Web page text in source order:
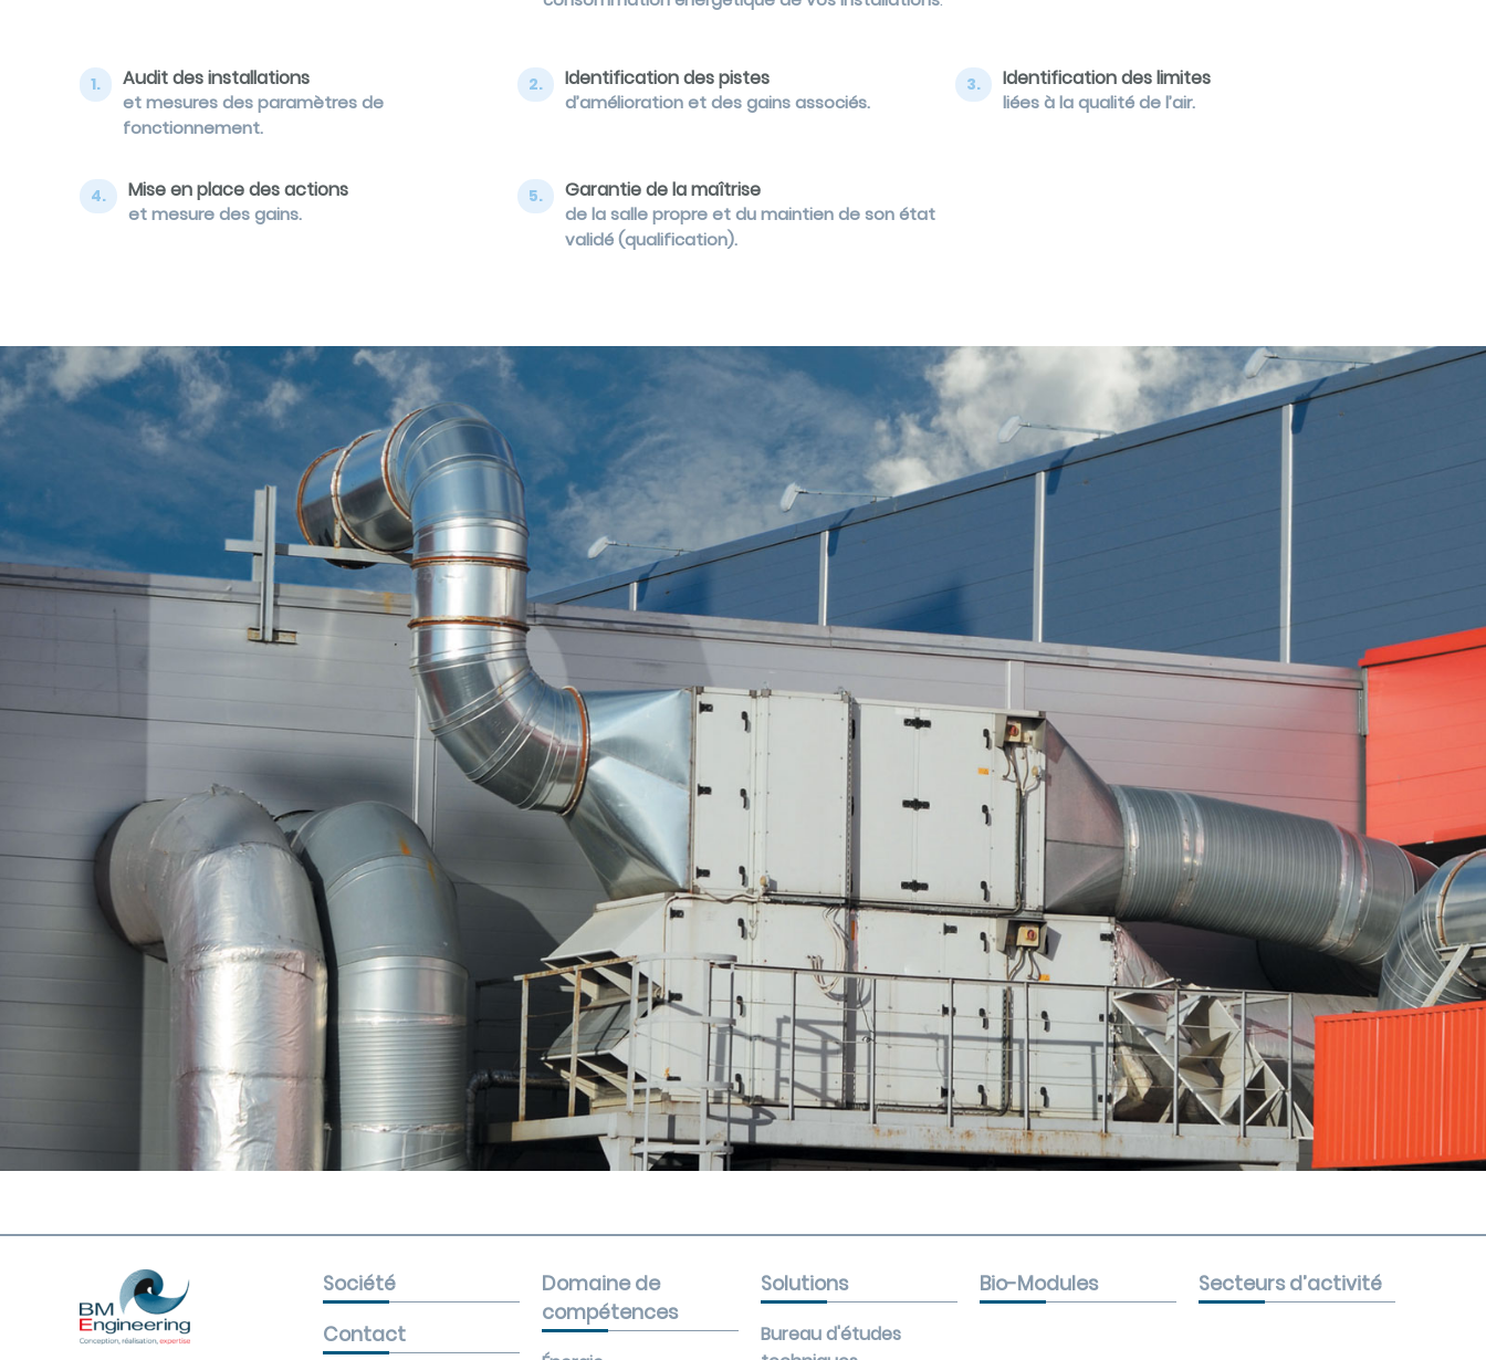
1. Audit des installations
et mesures des paramètres de
fonctionnement.
2. Identification des pistes
d’amélioration et des gains associés.
3. Identification des limites
liées à la qualité de l’air.
4. Mise en place des actions
et mesure des gains.
5. Garantie de la maîtrise
de la salle propre et du maintien de son état
validé (qualification).
Société
Contact
Domaine de
compétences
Solutions
Bureau d'études
Bio-Modules Secteurs d’activité